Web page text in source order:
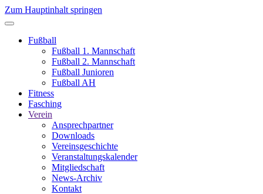
Zum Hauptinhalt springen
Fußball
Fußball 1. Mannschaft
Fußball 2. Mannschaft
Fußball Junioren
Fußball AH
Fitness
Fasching
Verein
Ansprechpartner
Downloads
Vereinsgeschichte
Veranstaltungskalender
Mitgliedschaft
News-Archiv
Kontakt